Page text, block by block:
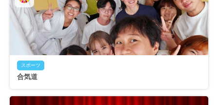
スポーツ
合気道